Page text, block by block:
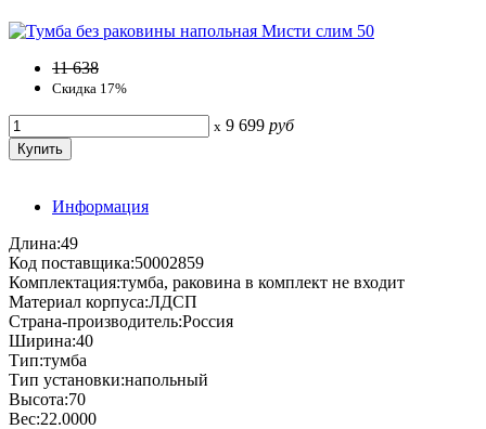
11 638
Скидка 17%
x 9 699 руб
Информация
Длина:49
Код поставщика:50002859
Комплектация:тумба, раковина в комплект не входит
Материал корпуса:ЛДСП
Страна-производитель:Россия
Ширина:40
Тип:тумба
Тип установки:напольный
Высота:70
Вес:22.0000